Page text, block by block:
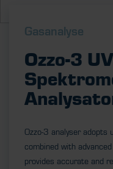
Gasanalyse
Ozzo-3
Ozzo-3 analyser
combined with
provides accurate and